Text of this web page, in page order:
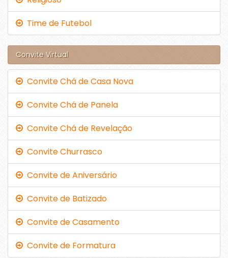
Time de Futebol
Convite Virtual
Convite Chá de Casa Nova
Convite Chá de Panela
Convite Chá de Revelação
Convite Churrasco
Convite de Aniversário
Convite de Batizado
Convite de Casamento
Convite de Formatura